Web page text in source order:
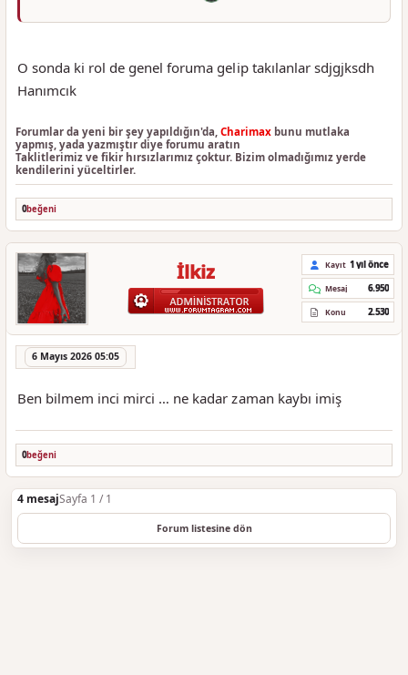
O sonda ki rol de genel foruma gelip takılanlar sdjgjksdh
Hanımcık
Forumlar da yeni bir şey yapıldığın'da, Charimax bunu mutlaka
yapmış, yada yazmıştır diye forumu aratın
Taklitlerimiz ve fikir hırsızlarımız çoktur. Bizim olmadığımız yerde
kendilerini yüceltirler.
0beğeni
İlkiz Kayıt 1 yıl önce
Mesaj 6.950
Konu 2.530
6 Mayıs 2026 05:05
Ben bilmem inci mirci … ne kadar zaman kaybı imiş
0beğeni
4 mesajSayfa 1 / 1
Forum listesine dön